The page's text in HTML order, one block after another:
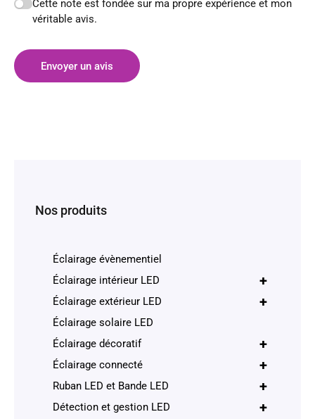
Cette note est fondée sur ma propre expérience et mon
véritable avis.
Envoyer un avis
Nos produits
Éclairage évènementiel
+
Éclairage intérieur LED
+
Éclairage extérieur LED
Éclairage solaire LED
+
Éclairage décoratif
+
Éclairage connecté
+
Ruban LED et Bande LED
+
Détection et gestion LED